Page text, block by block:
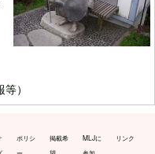
）
ポリシ
掲載希
MLJに
リンク